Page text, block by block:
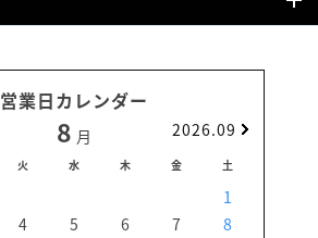
営業日カレンダー
8 月 2026.09
火 水 木 金 土
1
4 5 6 7
8